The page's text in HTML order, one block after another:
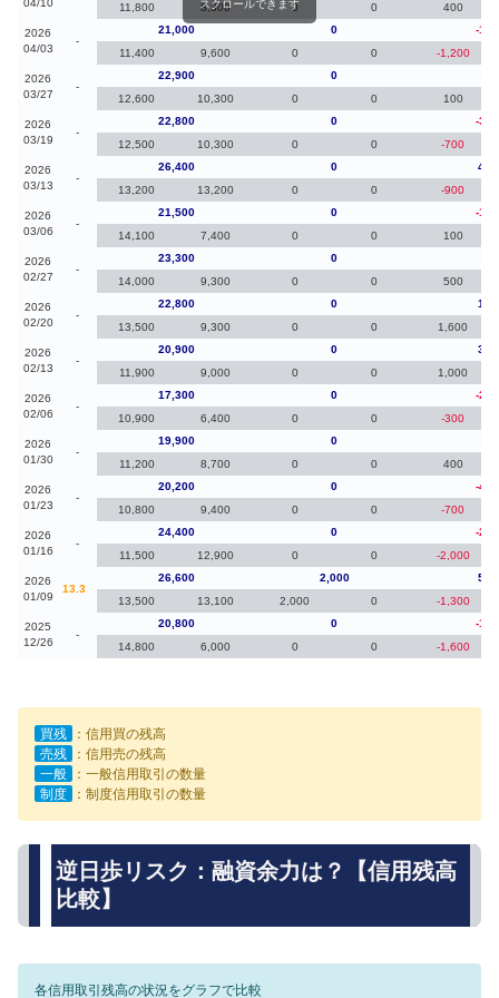
04/10
11,800
8,300 0 0 400
2026
04/03
-
21,000 0
-
11,400
9,600 0 0 -1,200
2026
03/27
-
22,900 0
12,600
10,300 0 0 100
2026
03/19
-
22,800 0
-
12,500
10,300 0 0 -700
2026
03/13
-
26,400 0
13,200
13,200 0 0 -900
2026
03/06
-
21,500 0
-
14,100
7,400 0 0 100
2026
02/27
-
23,300 0
14,000
9,300 0 0 500
2026
02/20
-
22,800 0
13,500
9,300 0 0 1,600
2026
02/13
-
20,900 0
11,900
9,000 0 0 1,000
2026
02/06
-
17,300 0
-
10,900
6,400 0 0 -300
2026
01/30
-
19,900 0
11,200
8,700 0 0 400
2026
01/23
-
20,200 0
-
10,800
9,400 0 0 -700
2026
01/16
-
24,400 0
-
11,500
12,900 0 0 -2,000
2026
01/09
13.3
26,600 2,000
13,500
13,100 2,000 0 -1,300
2025
12/26
-
20,800 0
-
14,800
6,000 0 0 -1,600
スクロールできます
買残
：信用買の残高
売残
：信用売の残高
一般
：一般信用取引の数量
制度
：制度信用取引の数量
逆日歩リスク：融資余力は？【信用残高
比較】
各信用取引残高の状況をグラフで比較